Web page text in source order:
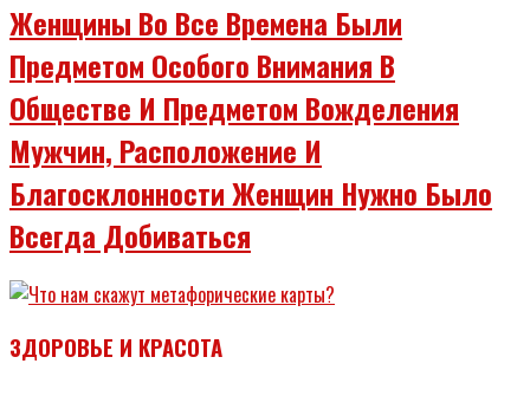
Женщины Во Все Времена Были
Предметом Особого Внимания В
Обществе И Предметом Вожделения
Мужчин, Расположение И
Благосклонности Женщин Нужно Было
Всегда Добиваться
ЗДОРОВЬЕ И КРАСОТА